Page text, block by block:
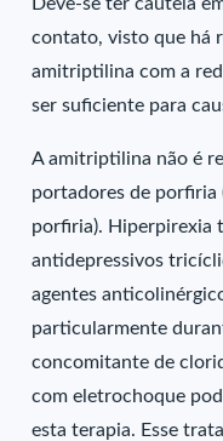
contato, visto que há
amitriptilina com a
ser suficiente para
A amitriptilina não é
portadores de porfiria
porfiria). Hiperpirexia
antidepressivos
agentes
particularmente
concomitante de
com eletrochoque
esta terapia. Esse